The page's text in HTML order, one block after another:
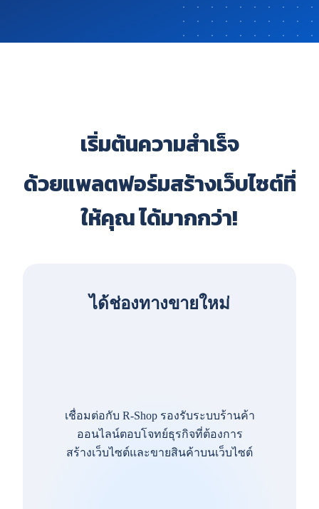
เริ่มต้นความสำเร็จ
ด้วยแพลตฟอร์มสร้างเว็บไซต์ที่
ให้คุณ ได้มากกว่า!
ได้ช่องทางขายใหม่
เชื่อมต่อกับ R-Shop รองรับระบบร้านค้า
ออนไลน์ตอบโจทย์ธุรกิจที่ต้องการ
สร้างเว็บไซต์และขายสินค้าบนเว็บไซต์